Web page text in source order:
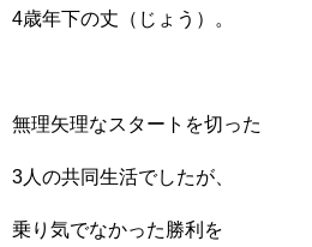
4歳年下の丈（じょう）。
無理矢理なスタートを切った
3人の共同生活でしたが、
乗り気でなかった勝利を